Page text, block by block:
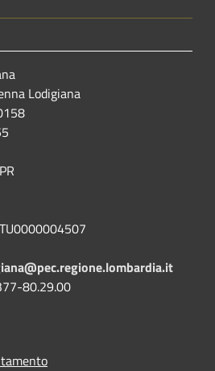
Lodigiana
80.29.00